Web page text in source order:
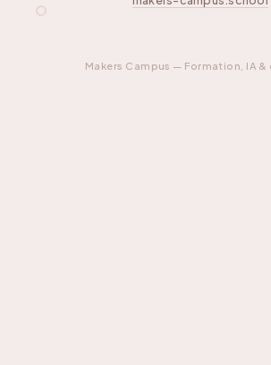
Makers Campus — Formation, IA